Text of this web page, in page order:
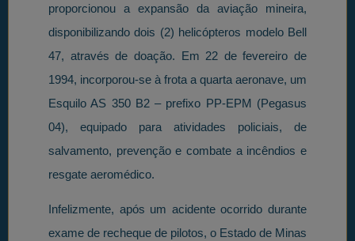
proporcionou a expansão da aviação mineira,
disponibilizando dois (2) helicópteros modelo Bell
47, através de doação. Em 22 de fevereiro de
1994, incorporou-se à frota a quarta aeronave, um
Esquilo AS 350 B2 – prefixo PP-EPM (Pegasus
04), equipado para atividades policiais, de
salvamento, prevenção e combate a incêndios e
resgate aeromédico.
Infelizmente, após um acidente ocorrido durante
exame de recheque de pilotos, o Estado de Minas